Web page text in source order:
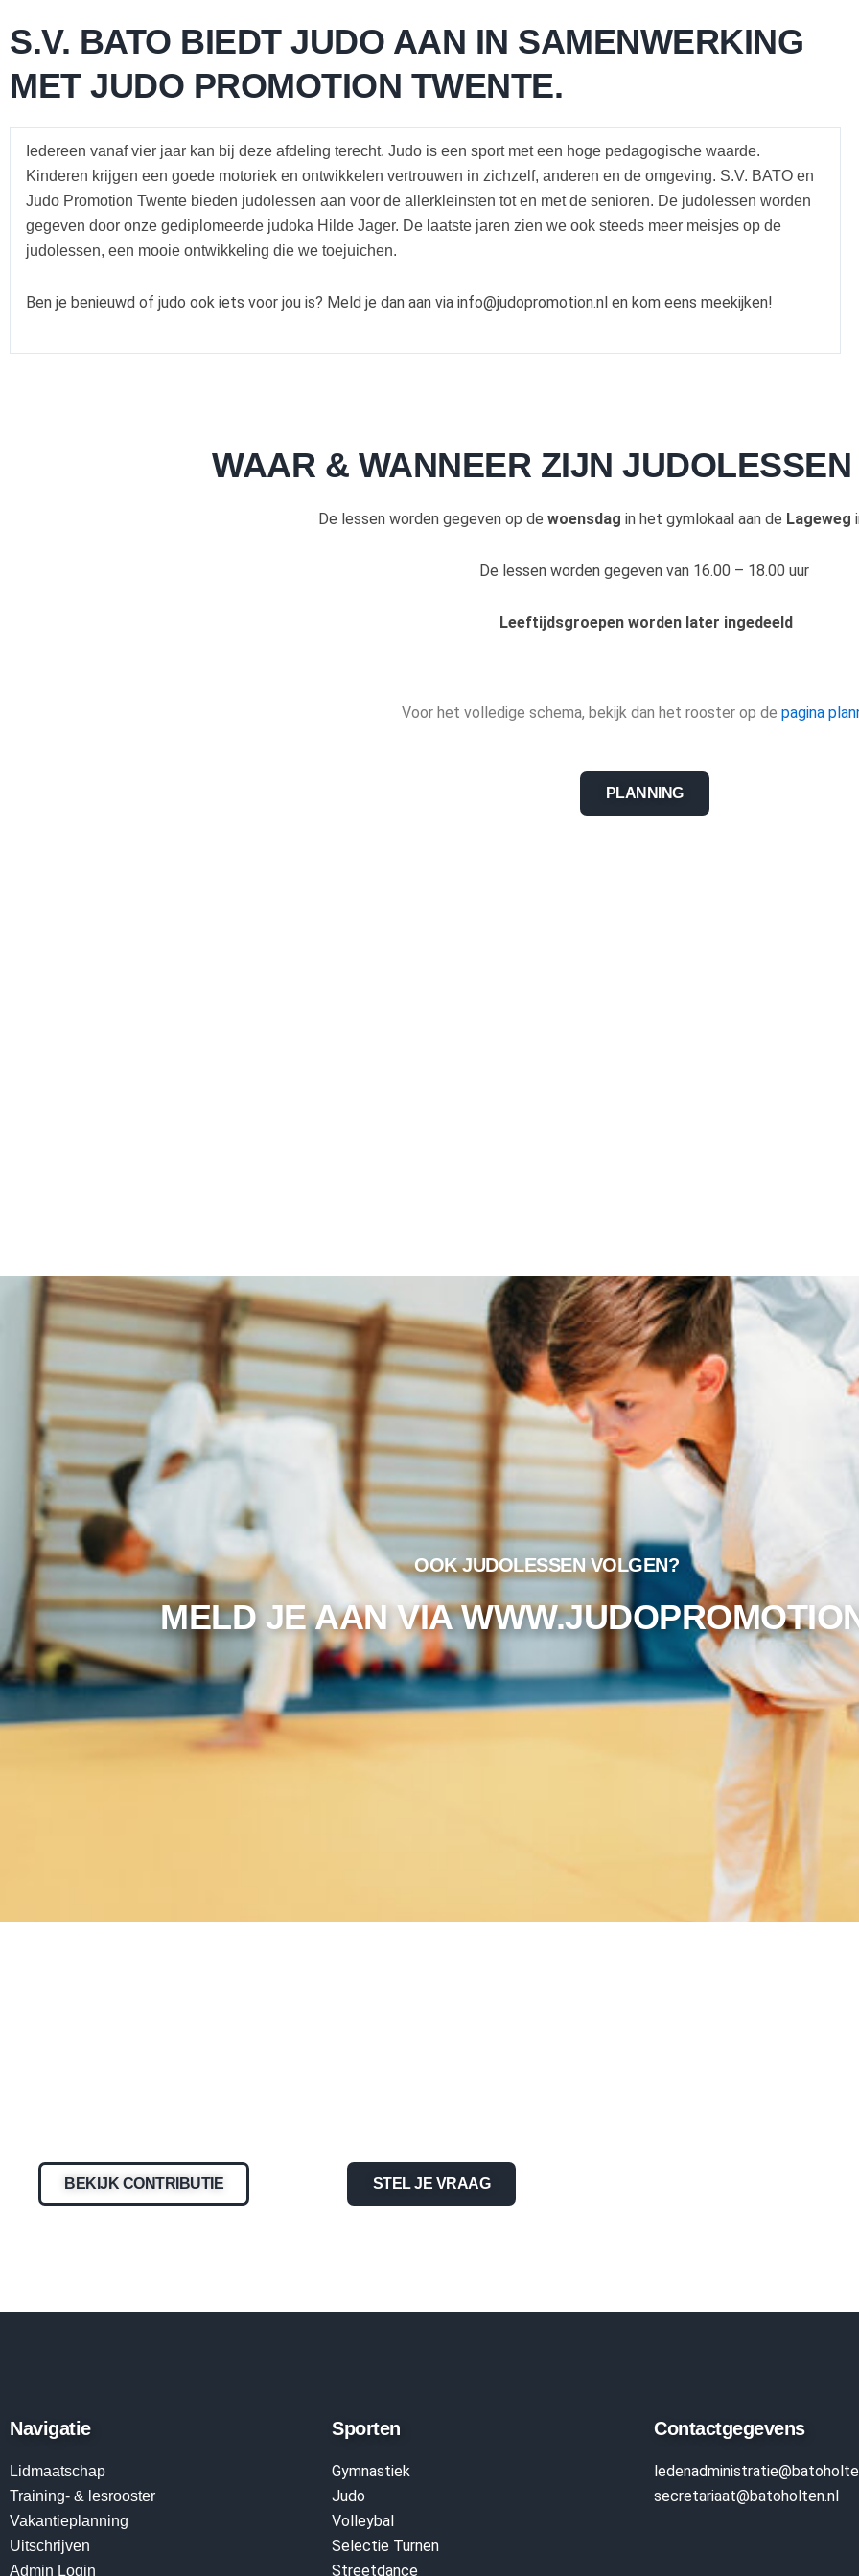
S.V. BATO BIEDT JUDO AAN IN SAMENWERKING
MET JUDO PROMOTION TWENTE.
Iedereen vanaf vier jaar kan bij deze afdeling terecht. Judo is een sport met een hoge pedagogische waarde.
Kinderen krijgen een goede motoriek en ontwikkelen vertrouwen in zichzelf, anderen en de omgeving. S.V. BATO en
Judo Promotion Twente bieden judolessen aan voor de allerkleinsten tot en met de senioren. De judolessen worden
gegeven door onze gediplomeerde judoka Hilde Jager. De laatste jaren zien we ook steeds meer meisjes op de
judolessen, een mooie ontwikkeling die we toejuichen.
Ben je benieuwd of judo ook iets voor jou is? Meld je dan aan via info@judopromotion.nl en kom eens meekijken!
WAAR & WANNEER ZIJN
De lessen worden gegeven op de woensdag in het gymlokaal aan de Lageweg
De lessen worden gegeven van 16.00 – 18.00 uur
Leeftijdsgroepen worden later ingedeeld
Voor het volledige schema, bekijk dan het rooster op de pagina
PLANNING
OOK JUDOLESSEN VOLGEN?
MELD JE AAN VIA
BEKIJK CONTRIBUTIE STEL JE VRAAG
Navigatie
Lidmaatschap
Training- & lesrooster
Vakantieplanning
Uitschrijven
Admin Login
Sporten
Gymnastiek
Judo
Volleybal
Selectie Turnen
Streetdance
Contactgegevens
ledenadministratie
secretariaat@batoholten.nl